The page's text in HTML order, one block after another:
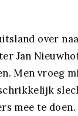
over
Jan
Men vroeg
mee te